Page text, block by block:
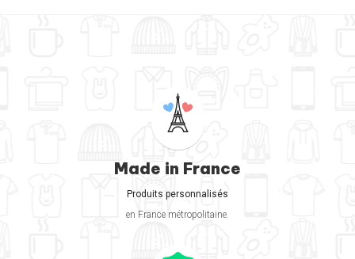
Made in France
Produits personnalisés
en France métropolitaine.